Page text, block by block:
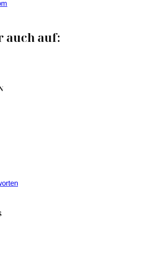
auch auf: